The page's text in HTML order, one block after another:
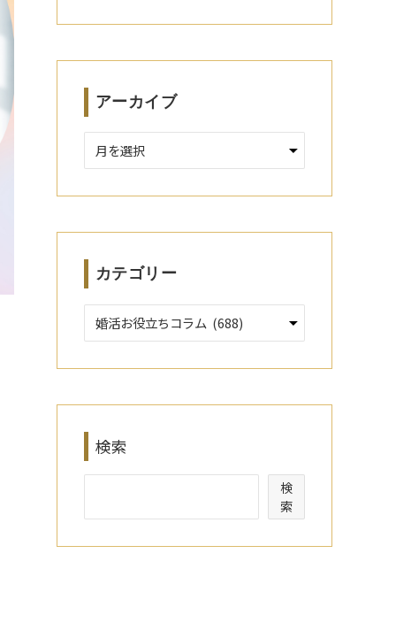
アーカイブ
ー
イ
カテゴリー
検索
検
索